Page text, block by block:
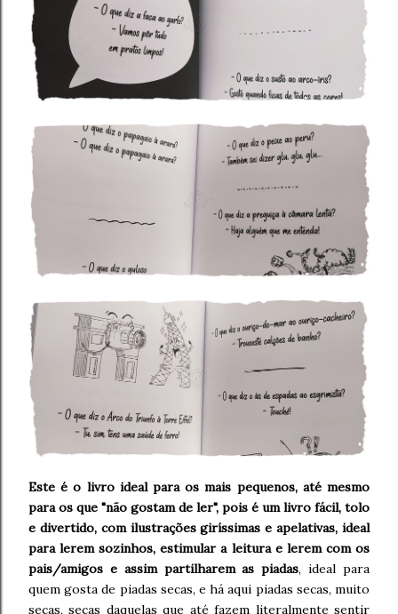
Este é o livro ideal para os mais pequenos, até mesmo
para os que "não gostam de ler", pois é um livro fácil, tolo
e divertido, com ilustrações giríssimas e apelativas, ideal
para lerem sozinhos, estimular a leitura e lerem com os
pais/amigos e assim partilharem as piadas, ideal para
quem gosta de piadas secas, e há aqui piadas secas, muito
secas, secas daquelas que até fazem literalmente sentir